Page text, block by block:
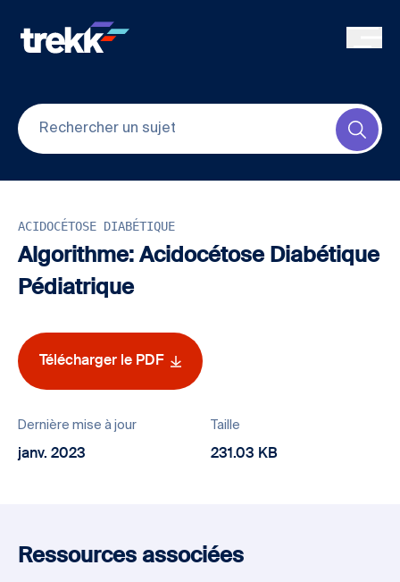
ACIDOCÉTOSE DIABÉTIQUE
Algorithme: Acidocétose Diabétique
Pédiatrique
Télécharger le PDF
Dernière mise à jour
janv. 2023
Taille
231.03 KB
Ressources associées